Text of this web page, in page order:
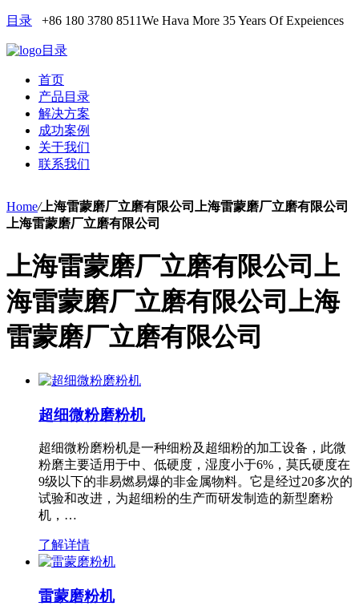
目录 +86 180 3780 8511We Hava More 35 Years Of Expeiences
目录
首页
产品目录
解决方案
成功案例
关于我们
联系我们
Home/上海雷蒙磨厂立磨有限公司上海雷蒙磨厂立磨有限公司
上海雷蒙磨厂立磨有限公司
上海雷蒙磨厂立磨有限公司上
海雷蒙磨厂立磨有限公司上海
雷蒙磨厂立磨有限公司
超细微粉磨粉机
超细微粉磨粉机是一种细粉及超细粉的加工设备，此微
粉磨主要适用于中、低硬度，湿度小于6%，莫氏硬度在
9级以下的非易燃易爆的非金属物料。它是经过20多次的
试验和改进，为超细粉的生产而研发制造的新型磨粉
机，…
了解详情
雷蒙磨粉机